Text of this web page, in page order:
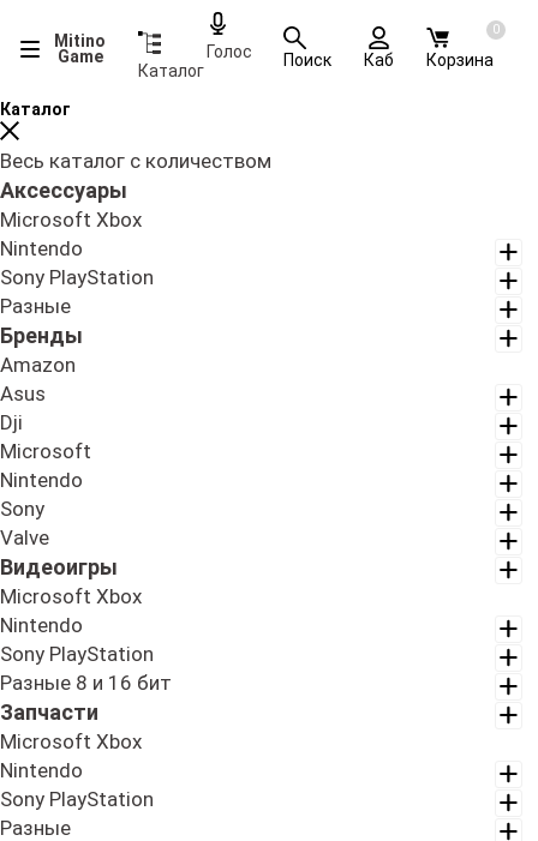
Mitino
Game
Каталог
Голос Поиск Каб
0
Корзина
Каталог
Весь каталог с количеством
Аксессуары
Microsoft Xbox
Nintendo
Sony PlayStation
Разные
Бренды
Amazon
Asus
Dji
Microsoft
Nintendo
Sony
Valve
Видеоигры
Microsoft Xbox
Nintendo
Sony PlayStation
Разные 8 и 16 бит
Запчасти
Microsoft Xbox
Nintendo
Sony PlayStation
Разные